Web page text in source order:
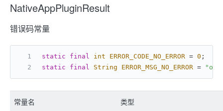
NativeAppPluginResult
错误码常量
static final int ERROR_CODE_NO_ERROR = 0 ;
static
final String ERROR_MSG_NO_ERROR = "ok"
常量名 类型